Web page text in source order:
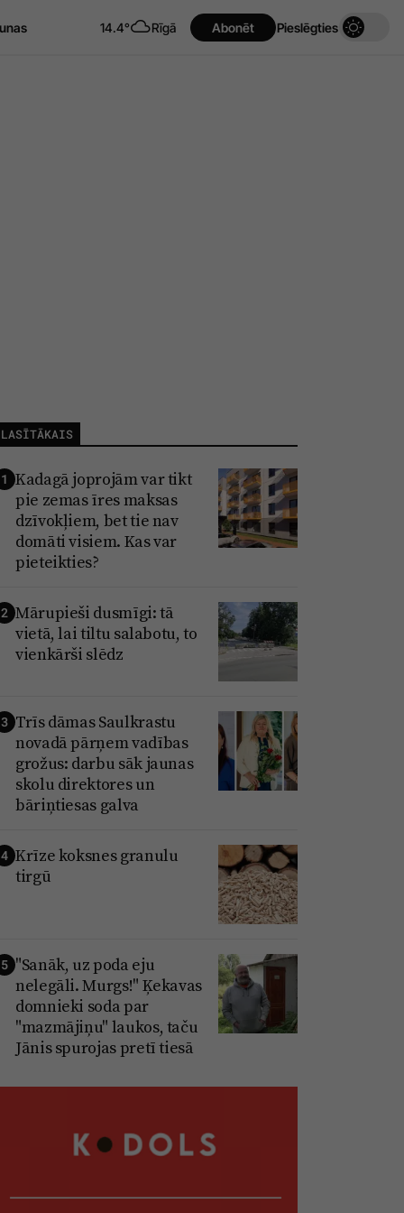
14.4° Rīgā Abonēt Pieslēgties
LASĪTĀKAIS
1 Kadagā joprojām var tikt
pie zemas īres maksas
dzīvokļiem, bet tie nav
domāti visiem. Kas var
pieteikties?
2 Mārupieši dusmīgi: tā
vietā, lai tiltu salabotu, to
vienkārši slēdz
3 Trīs dāmas Saulkrastu
novadā pārņem vadības
grožus: darbu sāk jaunas
skolu direktores un
bāriņtiesas galva
4 Krīze koksnes granulu
tirgū
5 "Sanāk, uz poda eju
nelegāli. Murgs!" Ķekavas
domnieki soda par
"mazmājiņu" laukos, taču
Jānis spurojas pretī tiesā